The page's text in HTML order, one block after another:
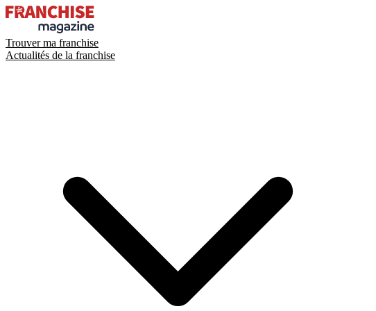
Trouver ma franchise
Actualités de la franchise